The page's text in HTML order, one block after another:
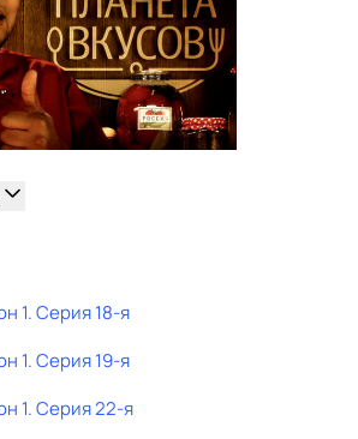
1. Серия 18-я
1. Серия 19-я
1. Серия 22-я